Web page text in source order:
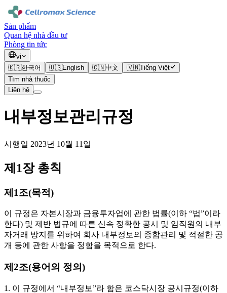
Sản phẩm
Quan hệ nhà đầu tư
Phòng tin tức
vi
🇰🇷한국어 🇺🇸English 🇨🇳中文 🇻🇳Tiếng Việt
Tìm nhà thuốc
Liên hệ
내부정보관리규정
시행일 2023년 10월 11일
제1장 총칙
제1조(목적)
이 규정은 자본시장과 금융투자업에 관한 법률(이하 “법”이라
한다) 및 제반 법규에 따른 신속 정확한 공시 및 임직원의 내부
자거래 방지를 위하여 회사 내부정보의 종합관리 및 적절한 공
개 등에 관한 사항을 정함을 목적으로 한다.
제2조(용어의 정의)
1. 이 규정에서 “내부정보”라 함은 코스닥시장 공시규정(이하